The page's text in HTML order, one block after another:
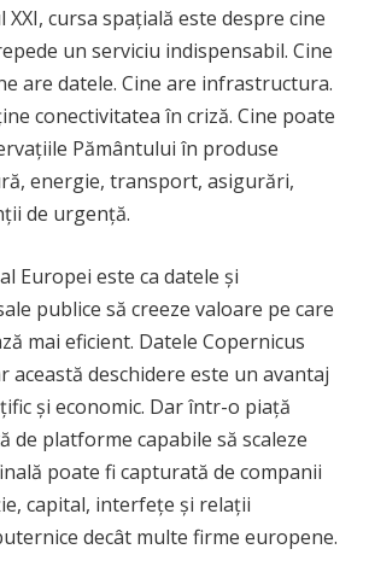
XXI, cursa spațială este despre cine
un serviciu indispensabil. Cine
are datele. Cine are infrastructura.
conectivitatea în criză. Cine poate
Pământului în produse
energie, transport, asigurări,
de urgență.
Europei este ca datele și
publice să creeze valoare pe care
mai eficient. Datele Copernicus
această deschidere este un avantaj
și economic. Dar într-o piață
de platforme capabile să scaleze
poate fi capturată de companii
capital, interfețe și relații
decât multe firme europene.